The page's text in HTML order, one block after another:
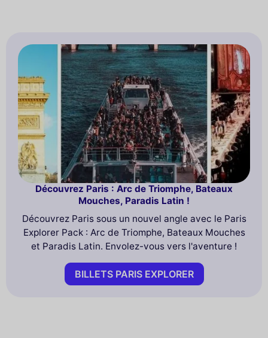
Découvrez Paris : Arc de Triomphe, Bateaux
Mouches, Paradis Latin !
Découvrez Paris sous un nouvel angle avec le Paris
Explorer Pack : Arc de Triomphe, Bateaux Mouches
et Paradis Latin. Envolez-vous vers l'aventure !
BILLETS PARIS EXPLORER